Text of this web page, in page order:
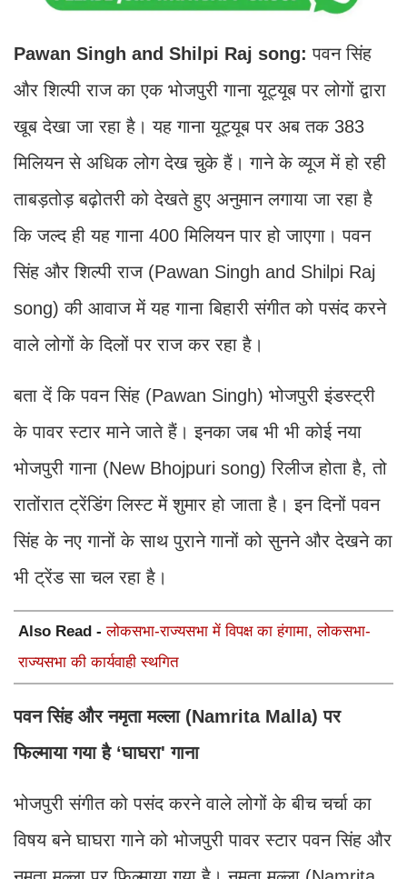
Pawan Singh and Shilpi Raj song:पवन सिंह
और शिल्पी राज का एक भोजपुरी गाना यूट्यूब पर लोगों द्वारा
खूब देखा जा रहा है। यह गाना यूट्यूब पर अब तक 383
मिलियन से अधिक लोग देख चुके हैं। गाने के व्यूज में हो रही
ताबड़तोड़ बढ़ोतरी को देखते हुए अनुमान लगाया जा रहा है
कि जल्द ही यह गाना 400 मिलियन पार हो जाएगा। पवन
सिंह और शिल्पी राज (Pawan Singh and Shilpi Raj
song) की आवाज में यह गाना बिहारी संगीत को पसंद करने
वाले लोगों के दिलों पर राज कर रहा है।
बता दें कि पवन सिंह (Pawan Singh) भोजपुरी इंडस्ट्री
के पावर स्टार माने जाते हैं। इनका जब भी भी कोई नया
भोजपुरी गाना (New Bhojpuri song) रिलीज होता है, तो
रातोंरात ट्रेंडिंग लिस्ट में शुमार हो जाता है। इन दिनों पवन
सिंह के नए गानों के साथ पुराने गानों को सुनने और देखने का
भी ट्रेंड सा चल रहा है।
Also Read -लोकसभा-राज्यसभा में विपक्ष का हंगामा, लोकसभा-
राज्यसभा की कार्यवाही स्थगित
पवन सिंह और नमृता मल्ला (Namrita Malla) पर
फिल्माया गया है ‘घाघरा' गाना
भोजपुरी संगीत को पसंद करने वाले लोगों के बीच चर्चा का
विषय बने घाघरा गाने को भोजपुरी पावर स्टार पवन सिंह और